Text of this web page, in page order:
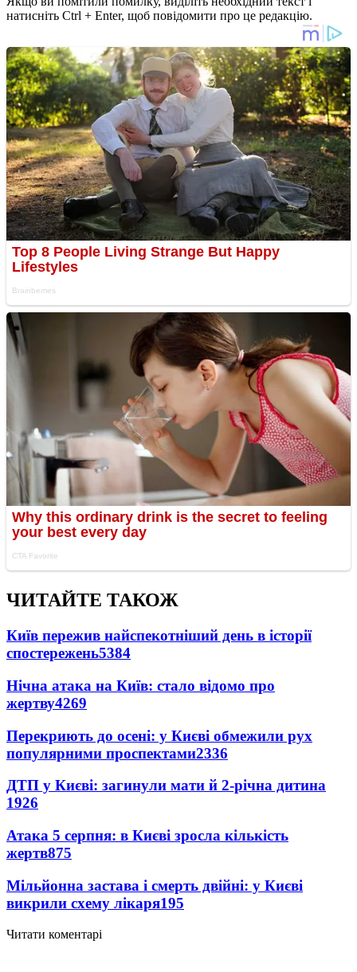
натисніть Ctrl + Enter, щоб повідомити про це редакцію.
ЧИТАЙТЕ ТАКОЖ
Київ пережив найспекотніший день в історії
спостережень5384
Нічна атака на Київ: стало відомо про
жертву4269
Перекриють до осені: у Києві обмежили рух
популярними проспектами2336
ДТП у Києві: загинули мати й 2-річна дитина
1926
Атака 5 серпня: в Києві зросла кількість
жертв875
Мільйонна застава і смерть двійні: у Києві
викрили схему лікаря195
Читати коментарі